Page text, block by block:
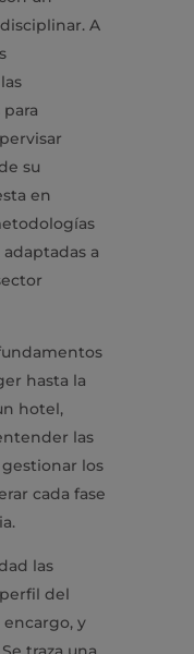
A
su
en
a
hasta la
hotel,
las
los
cada fase
las
del
y